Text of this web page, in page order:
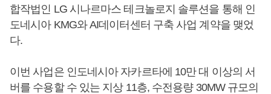
합작법인 LG 시나르마스 테크놀로지 솔루션을 통해 인
도네시아 KMG와 AI데이터센터 구축 사업 계약을 맺었
다.
이번 사업은 인도네시아 자카르타에 10만 대 이상의 서
버를 수용할 수 있는 지상 11층, 수전용량 30MW 규모의